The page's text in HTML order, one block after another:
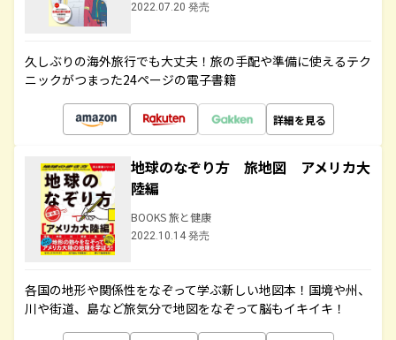
2022.07.20 発売
久しぶりの海外旅行でも大丈夫！旅の手配や準備に使えるテク
ニックがつまった24ページの電子書籍
詳細を見る
地球のなぞり方 旅地図 アメリカ大
陸編
BOOKS 旅と健康
2022.10.14 発売
各国の地形や関係性をなぞって学ぶ新しい地図本！国境や州、
川や街道、島など旅気分で地図をなぞって脳もイキイキ！